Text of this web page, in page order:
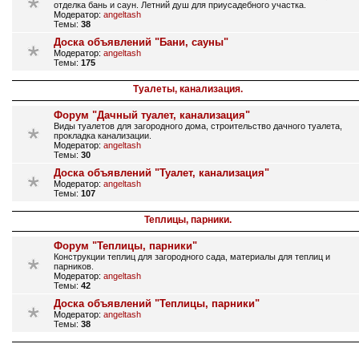
отделка бань и саун. Летний душ для приусадебного участка.
Модератор: angeltash
Темы: 38
Доска объявлений "Бани, сауны"
Модератор: angeltash
Темы: 175
Туалеты, канализация.
Форум "Дачный туалет, канализация"
Виды туалетов для загородного дома, строительство дачного туалета,
прокладка канализации.
Модератор: angeltash
Темы: 30
Доска объявлений "Туалет, канализация"
Модератор: angeltash
Темы: 107
Теплицы, парники.
Форум "Теплицы, парники"
Конструкции теплиц для загородного сада, материалы для теплиц и
парников.
Модератор: angeltash
Темы: 42
Доска объявлений "Теплицы, парники"
Модератор: angeltash
Темы: 38